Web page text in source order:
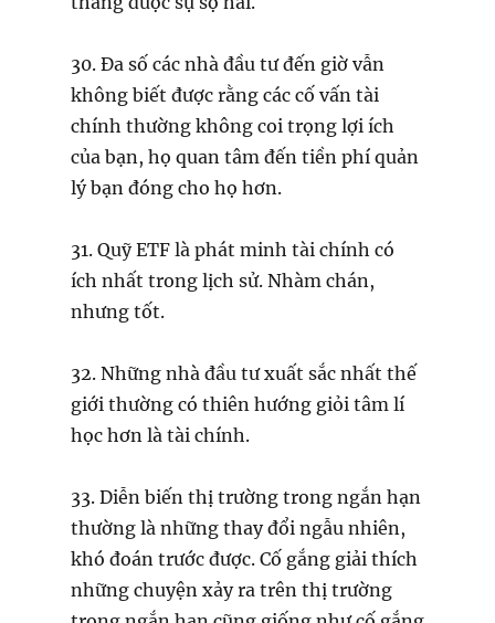
30. Đa số các nhà đầu tư đến giờ vẫn
không biết được rằng các cố vấn tài
chính thường không coi trọng lợi ích
của bạn, họ quan tâm đến tiền phí quản
lý bạn đóng cho họ hơn.
31. Quỹ ETF là phát minh tài chính có
ích nhất trong lịch sử. Nhàm chán,
nhưng tốt.
32. Những nhà đầu tư xuất sắc nhất thế
giới thường có thiên hướng giỏi tâm lí
học hơn là tài chính.
33. Diễn biến thị trường trong ngắn hạn
thường là những thay đổi ngẫu nhiên,
khó đoán trước được. Cố gắng giải thích
những chuyện xảy ra trên thị trường